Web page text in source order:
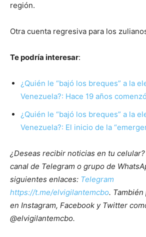
región.
Otra cuenta regresiva para los
Te podría interesar:
¿Quién le “bajó los breques” a la
Venezuela?: Hace 19 años
¿Quién le “bajó los breques” a la
Venezuela?: El inicio de la
¿Deseas recibir noticias en tu
canal de Telegram o grupo de
siguientes enlaces: Telegram
https://t.me/elvigilantemcbo.
en Instagram, Facebook y Twitter
@elvigilantemcbo.